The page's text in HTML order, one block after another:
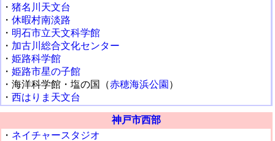
・ 猪名川天文台
・ 休暇村南淡路
・ 明石市立天文科学館
・ 加古川総合文化センター
・ 姫路科学館
・ 姫路市星の子館
・海洋科学館・塩の国（赤穂海浜公園 ）
・ 西はりま天文台
神戸市西部
・ ネイチャースタジオ